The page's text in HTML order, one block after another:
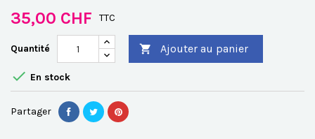
35,00 CHF TTC
Quantité  Ajouter au panier
 En stock
Partager